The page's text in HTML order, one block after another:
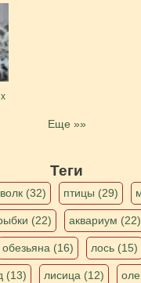
Еще »»
Теги
волк (32) птицы (29)
(22) аквариум (22)
обезьяна (16) лось (15)
(13) лисица (12)